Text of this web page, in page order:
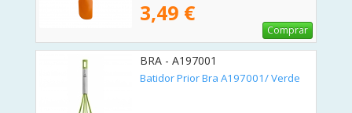
3,49 €
Comprar
BRA - A197001
Batidor Prior Bra A197001/ Verde